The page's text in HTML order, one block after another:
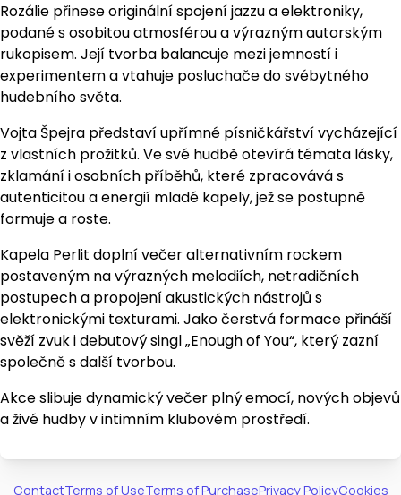
Rozálie přinese originální spojení jazzu a elektroniky,
podané s osobitou atmosférou a výrazným autorským
rukopisem. Její tvorba balancuje mezi jemností i
experimentem a vtahuje posluchače do svébytného
hudebního světa.
Vojta Špejra představí upřímné písničkářství vycházející
z vlastních prožitků. Ve své hudbě otevírá témata lásky,
zklamání i osobních příběhů, které zpracovává s
autenticitou a energií mladé kapely, jež se postupně
formuje a roste.
Kapela Perlit doplní večer alternativním rockem
postaveným na výrazných melodiích, netradičních
postupech a propojení akustických nástrojů s
elektronickými texturami. Jako čerstvá formace přináší
svěží zvuk i debutový singl „Enough of You“, který zazní
společně s další tvorbou.
Akce slibuje dynamický večer plný emocí, nových objevů
a živé hudby v intimním klubovém prostředí.
ContactTerms of UseTerms of PurchasePrivacy PolicyCookies